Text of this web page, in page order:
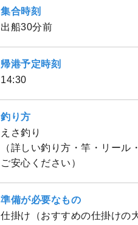
集合時刻
出船30分前
帰港予定時刻
14:30
釣り方
えさ釣り
（詳しい釣り方・竿・リー
ご安心ください）
準備が必要なもの
仕掛け（おすすめの仕掛けの